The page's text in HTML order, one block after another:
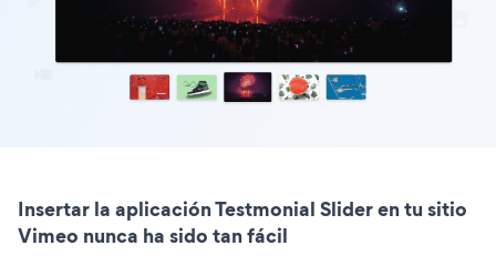
Insertar la aplicación Testmonial Slider en tu sitio
Vimeo nunca ha sido tan fácil